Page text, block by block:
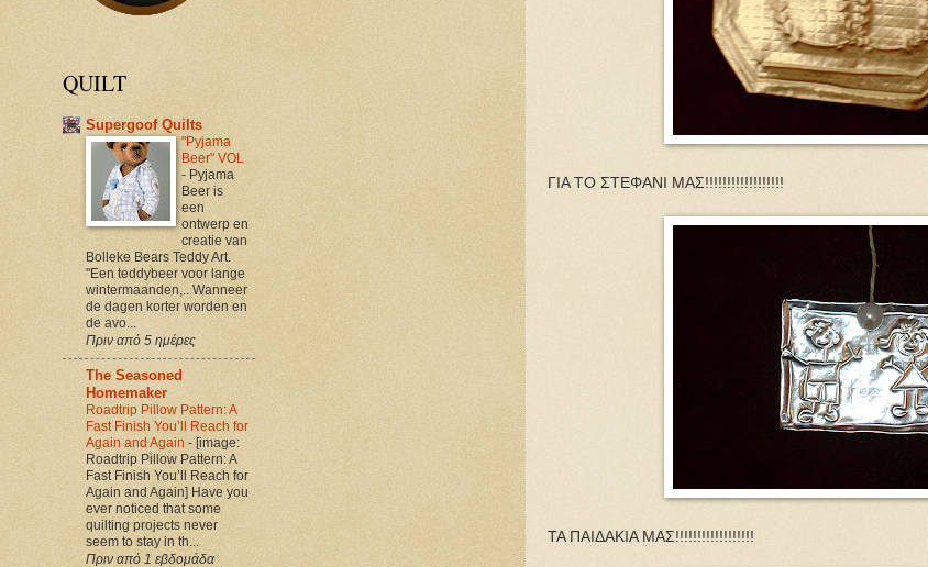
ΓΙΑ ΤΟ ΣΤΕΦΑΝΙ ΜΑΣ!!!!!!!!!!!!!!!!!!
ΤΑ ΠΑΙΔΑΚΙΑ ΜΑΣ!!!!!!!!!!!!!!!!!!
QUILT
Supergoof Quilts
"Pyjama
Beer" VOL
- Pyjama
Beer is
een
ontwerp en
creatie van
Bolleke Bears Teddy Art.
"Een teddybeer voor lange
wintermaanden,.. Wanneer
de dagen korter worden en
de avo...
Πριν από 5 ημέρες
The Seasoned
Homemaker
Roadtrip Pillow Pattern: A
Fast Finish You’ll Reach for
Again and Again - [image:
Roadtrip Pillow Pattern: A
Fast Finish You’ll Reach for
Again and Again] Have you
ever noticed that some
quilting projects never
seem to stay in th...
Πριν από 1 εβδομάδα